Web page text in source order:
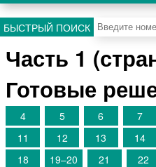
БЫСТРЫЙ ПОИСК
Часть 1
Готовые
4 5 6 7
11
12 13 14
18
19–20 21 22